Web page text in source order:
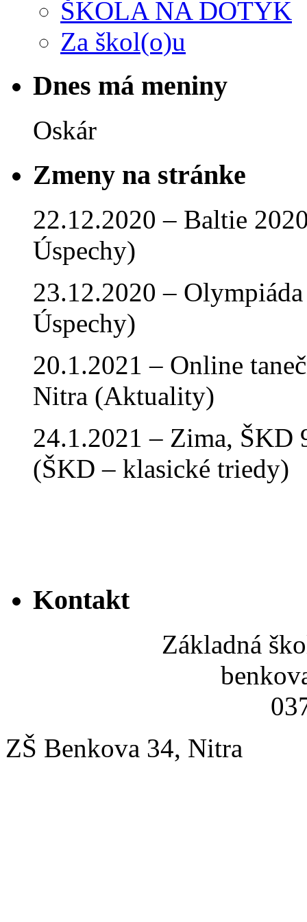
ŠKOLA NA DOTYK
Za škol(o)u
Dnes má meniny
Oskár
Zmeny na stránke
22.12.2020 – Baltie
Úspechy)
23.12.2020 –
Úspechy)
20.1.2021 – Online
Nitra (Aktuality)
24.1.2021 – Zima, ŠKD
(ŠKD – klasické triedy)
Kontakt
Základná
ZŠ Benkova 34, Nitra